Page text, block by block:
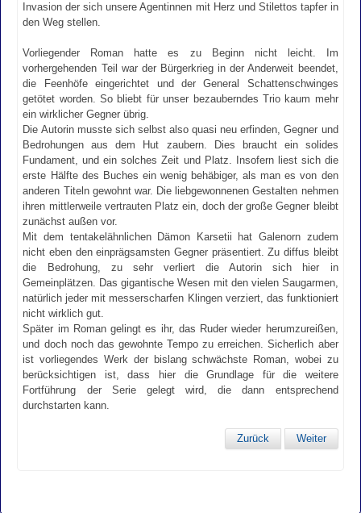
Invasion der sich unsere Agentinnen mit Herz und Stilettos tapfer in
den Weg stellen.
Vorliegender Roman hatte es zu Beginn nicht leicht. Im
vorhergehenden Teil war der Bürgerkrieg in der Anderweit beendet,
die Feenhöfe eingerichtet und der General Schattenschwinges
getötet worden. So bliebt für unser bezauberndes Trio kaum mehr
ein wirklicher Gegner übrig.
Die Autorin musste sich selbst also quasi neu erfinden, Gegner und
Bedrohungen aus dem Hut zaubern. Dies braucht ein solides
Fundament, und ein solches Zeit und Platz. Insofern liest sich die
erste Hälfte des Buches ein wenig behäbiger, als man es von den
anderen Titeln gewohnt war. Die liebgewonnenen Gestalten nehmen
ihren mittlerweile vertrauten Platz ein, doch der große Gegner bleibt
zunächst außen vor.
Mit dem tentakelähnlichen Dämon Karsetii hat Galenorn zudem
nicht eben den einprägsamsten Gegner präsentiert. Zu diffus bleibt
die Bedrohung, zu sehr verliert die Autorin sich hier in
Gemeinplätzen. Das gigantische Wesen mit den vielen Saugarmen,
natürlich jeder mit messerscharfen Klingen verziert, das funktioniert
nicht wirklich gut.
Später im Roman gelingt es ihr, das Ruder wieder herumzureißen,
und doch noch das gewohnte Tempo zu erreichen. Sicherlich aber
ist vorliegendes Werk der bislang schwächste Roman, wobei zu
berücksichtigen ist, dass hier die Grundlage für die weitere
Fortführung der Serie gelegt wird, die dann entsprechend
durchstarten kann.
Zurück Weiter